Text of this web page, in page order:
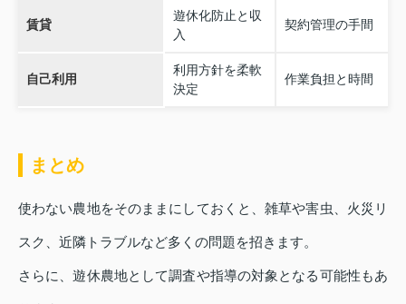
賃貸
遊休化防止と収
入
契約管理の手間
自己利用
利用方針を柔軟
決定
作業負担と時間
まとめ
使わない農地をそのままにしておくと、雑草や害虫、火災リ
スク、近隣トラブルなど多くの問題を招きます。
さらに、遊休農地として調査や指導の対象となる可能性もあ